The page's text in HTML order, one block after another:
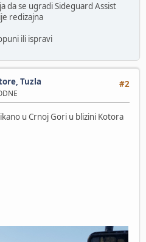
da se ugradi Sideguard Assist
redizajna
ili ispravi
#2
Tuzla
u Crnoj Gori u blizini Kotora